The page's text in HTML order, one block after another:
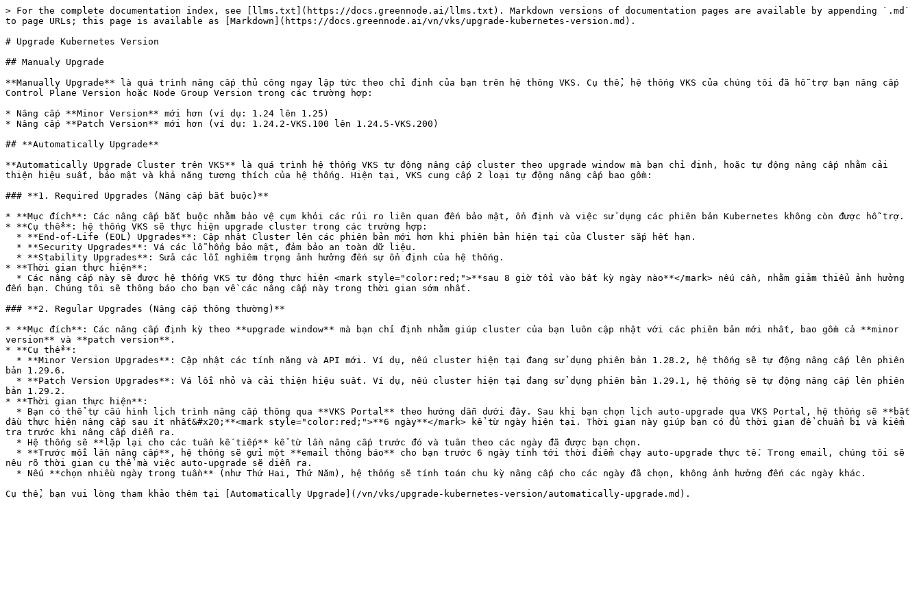
> For the complete documentation index, see [llms.txt](https://docs.greennode.ai/llms.txt). Markdown versions of documentation pages are available by appending `.md`
to page URLs; this page is available as [Markdown](https://docs.greennode.ai/vn/vks/upgrade-kubernetes-version.md).
# Upgrade Kubernetes Version
## Manualy Upgrade
**Manually Upgrade** là quá trình nâng cấp thủ công ngay lập tức theo chỉ định của bạn trên hệ thông VKS. Cụ thể, hệ thống VKS của chúng tôi đã hỗ trợ bạn nâng cấp
Control Plane Version hoặc Node Group Version trong các trường hợp:
* Nâng cấp **Minor Version** mới hơn (ví dụ: 1.24 lên 1.25)
* Nâng cấp **Patch Version** mới hơn (ví dụ: 1.24.2-VKS.100 lên 1.24.5-VKS.200)
## **Automatically Upgrade**
**Automatically Upgrade Cluster trên VKS** là quá trình hệ thống VKS tự động nâng cấp cluster theo upgrade window mà bạn chỉ định, hoặc tự động nâng cấp nhằm cải
thiện hiệu suất, bảo mật và khả năng tương thích của hệ thống. Hiện tại, VKS cung cấp 2 loại tự động nâng cấp bao gồm:
### **1. Required Upgrades (Nâng cấp bắt buộc)**
* **Mục đích**: Các nâng cấp bắt buộc nhằm bảo vệ cụm khỏi các rủi ro liên quan đến bảo mật, ổn định và việc sử dụng các phiên bản Kubernetes không còn được hỗ trợ.
* **Cụ thể**: hệ thống VKS sẽ thực hiện upgrade cluster trong các trường hợp:
* **Thời gian thực hiện**:
đến bạn. Chúng tôi sẽ thông báo cho bạn về các nâng cấp này trong thời gian sớm nhất.
### **2. Regular Upgrades (Nâng cấp thông thường)**
* **Mục đích**: Các nâng cấp định kỳ theo **upgrade window** mà bạn chỉ định nhằm giúp cluster của bạn luôn cập nhật với các phiên bản mới nhất, bao gồm cả **minor
version** và **patch version**.
* **Cụ thể**:
bản 1.29.6.
bản 1.29.2.
* **Thời gian thực hiện**:
đầu thực hiện nâng cấp sau ít nhất&#x20;**<mark style="color:red;">**6 ngày**</mark> kể từ ngày hiện tại. Thời gian này giúp bạn có đủ thời gian để chuẩn bị và kiểm
tra trước khi nâng cấp diễn ra.
nêu rõ thời gian cụ thể mà việc auto-upgrade sẽ diễn ra.